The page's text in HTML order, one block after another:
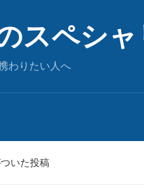
スペシ
わりたい人へ
いた投稿